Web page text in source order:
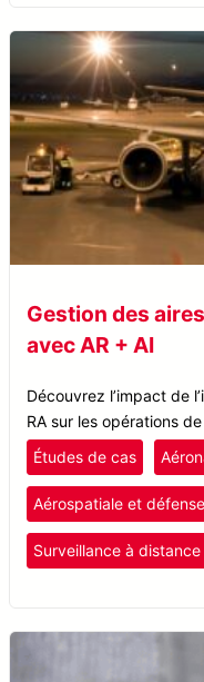
Gestion des
avec AR + AI
Découvrez l’impact de
RA sur les opérations
grand aéroport
Études de cas
Aérospatiale et défense
Surveillance à distance